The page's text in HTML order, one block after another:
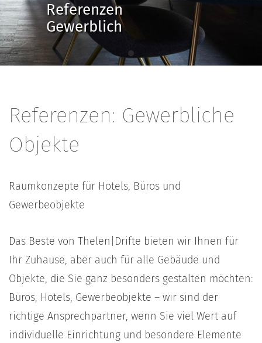
Referenzen
Gewerblich
Referenzen: Gewerbliche
Objekte
Raumkonzepte für Hotels, Büros und
Gewerbeobjekte
Das Beste von Thelen|Drifte bieten wir Ihnen für
Ihr Zuhause, aber auch für alle Gebäude und
Objekte, die Sie ganz besonders gestalten möchten:
Büros, Hotels, Gewerbeobjekte – wir sind der
richtige Ansprechpartner, wenn Sie viel Wert auf
individuelle Einrichtung und besondere Elemente